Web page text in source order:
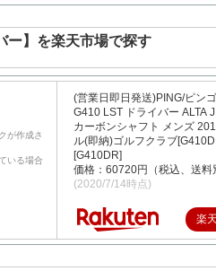
ー】を楽天市場で探す
(営業日即日発送)PING/ピン
G410 LST ドライバー ALTA
カーボンシャフト メンズ
ル(即納)ゴルフクラブ
[G410DR]
価格：60720円（税込、送料
(2020/7/14時点)
楽